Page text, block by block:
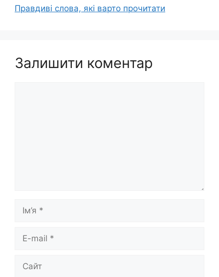
Правдиві слова, які варто прочитати
Залишити коментар
Ім’я
Сайт